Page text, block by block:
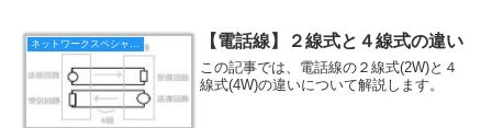
ティ、アプリケーションセキュリティ、
セキ...
【電話線】２線式と４線式の違い
この記事では、電話線の２線式(2W)と４
線式(4W)の違いについて解説します。